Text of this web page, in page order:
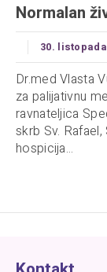
Normalan
30.
Dr.med Vlasta
za palijativnu
ravnateljica
skrb Sv.
hospicija...